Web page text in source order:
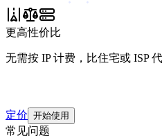
更高性价比
无需按 IP 计费，比住宅或 ISP
定价 开始使用
常见问题